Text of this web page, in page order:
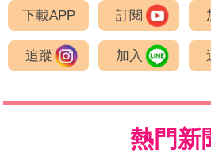
下載APP 訂閱
追蹤 加入
熱門新